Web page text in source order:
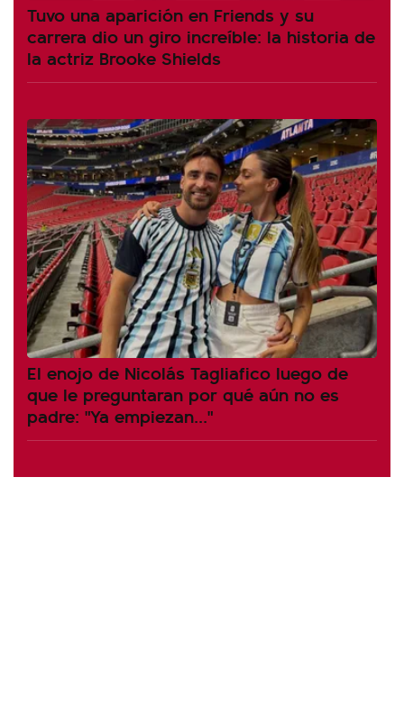
Tuvo una aparición en Friends y su
carrera dio un giro increíble: la historia de
la actriz Brooke Shields
El enojo de Nicolás Tagliafico luego de
que le preguntaran por qué aún no es
padre: "Ya empiezan..."